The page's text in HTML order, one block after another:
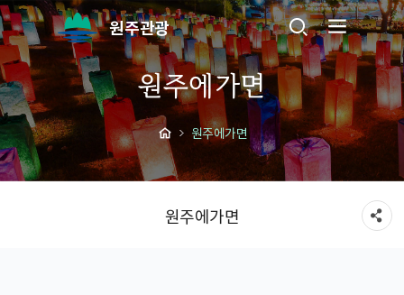
원주관광
원주에가면
원주에가면
원주에가면